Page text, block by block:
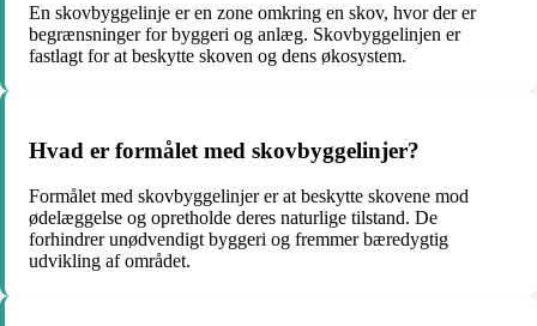
En skovbyggelinje er en zone omkring en skov, hvor der er
begrænsninger for byggeri og anlæg. Skovbyggelinjen er
fastlagt for at beskytte skoven og dens økosystem.
Hvad er formålet med skovbyggelinjer?
Formålet med skovbyggelinjer er at beskytte skovene mod
ødelæggelse og opretholde deres naturlige tilstand. De
forhindrer unødvendigt byggeri og fremmer bæredygtig
udvikling af området.